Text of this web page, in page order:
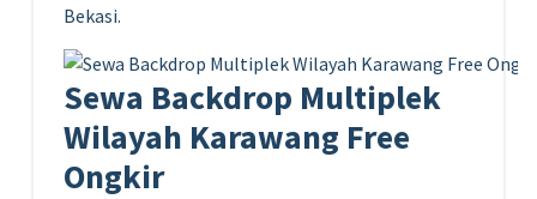
Bekasi.
Sewa Backdrop Multiplek
Wilayah Karawang Free
Ongkir